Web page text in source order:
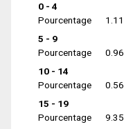
0 - 4
Pourcentage
1.11
5 - 9
Pourcentage
0.96
10 - 14
Pourcentage
0.56
15 - 19
Pourcentage
9.35